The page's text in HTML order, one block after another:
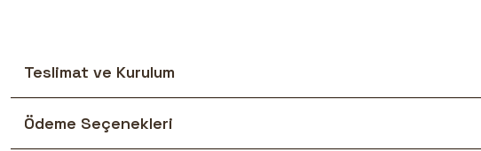
Teslimat ve Kurulum
Ödeme Seçenekleri